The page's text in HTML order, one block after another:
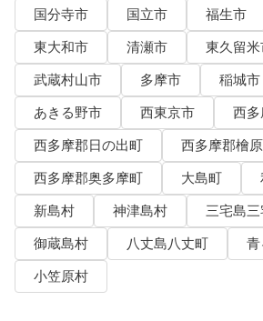
国分寺市
国立市 福生市
東大和市
清瀬市
東久留米
武蔵村山市
多摩市 稲城市
あきる野市
西東京市
西
西多摩郡日の出町
西多摩郡檜
西多摩郡奥多摩町
大島町
新島村
神津島村
三宅島
御蔵島村
八丈島八丈町
青
小笠原村